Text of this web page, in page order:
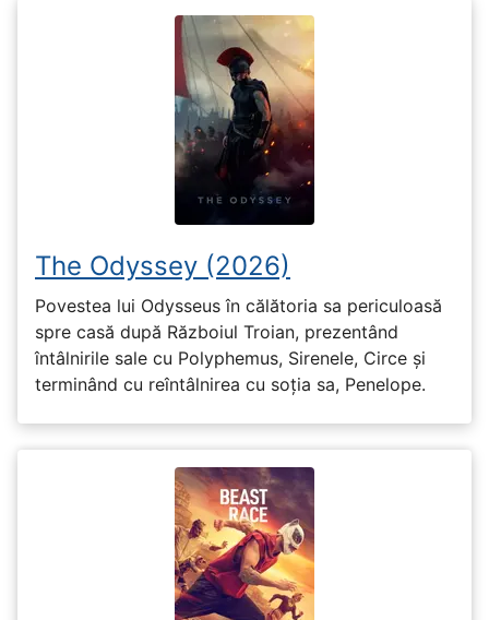
The Odyssey (2026)
Povestea lui Odysseus în călătoria sa periculoasă
spre casă după Războiul Troian, prezentând
întâlnirile sale cu Polyphemus, Sirenele, Circe și
terminând cu reîntâlnirea cu soția sa, Penelope.